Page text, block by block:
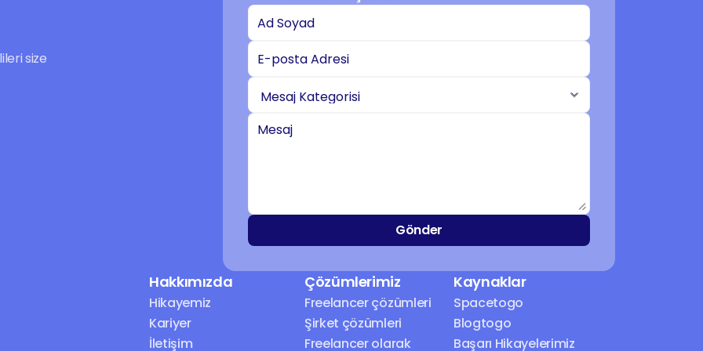
size
Gönder
Hakkımızda
Hikayemiz
Kariyer
İletişim
Çözümlerimiz
Freelancer çözümleri
Şirket çözümleri
Freelancer olarak
Kaynaklar
Spacetogo
Blogtogo
Başarı Hikayelerimiz